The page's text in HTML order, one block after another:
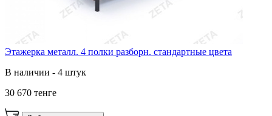
Этажерка металл. 4 полки разборн. стандартные цвета
В наличии - 4 штук
30 670 тенге